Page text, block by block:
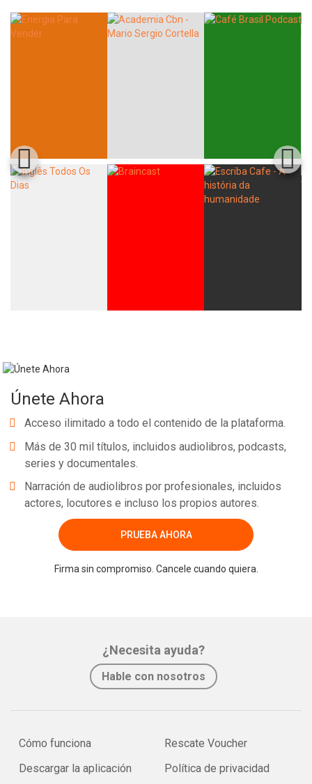
Únete Ahora
Acceso ilimitado a todo el contenido de la plataforma.
Más de 30 mil títulos, incluidos audiolibros, podcasts,
series y documentales.
Narración de audiolibros por profesionales, incluidos
actores, locutores e incluso los propios autores.
PRUEBA AHORA
Firma sin compromiso. Cancele cuando quiera.
¿Necesita ayuda?
Hable con nosotros
Cómo funciona
Descargar la aplicación
Rescate Voucher
Política de privacidad